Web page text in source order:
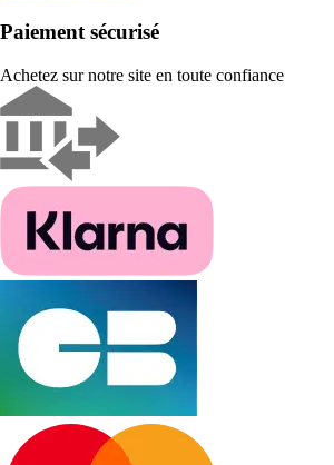
Paiement sécurisé
Achetez sur notre site en toute confiance